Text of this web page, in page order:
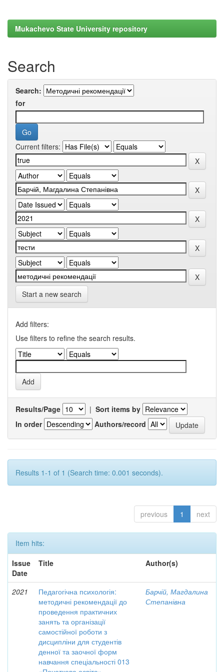
Mukachevo State University repository
Search
Search:
for
Current filters:
Start a new search
Add filters:
Use filters to refine the search results.
Results/Page | Sort items by
In order
Authors/record
Results 1-1 of 1 (Search time: 0.001 seconds).
previous 1 next
Item hits:
Issue
Date
Title Author(s)
2021
Педагогічна психологія:
методичні рекомендації до
проведення практичних
занять та організації
самостійної роботи з
дисципліни для студентів
денної та заочної форм
навчання спеціальності 013
Барчій, Магдалина
Степанівна